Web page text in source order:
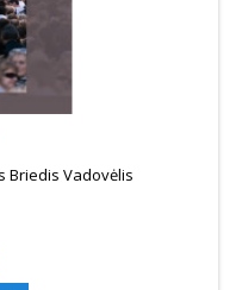
Briedis Vadovėlis